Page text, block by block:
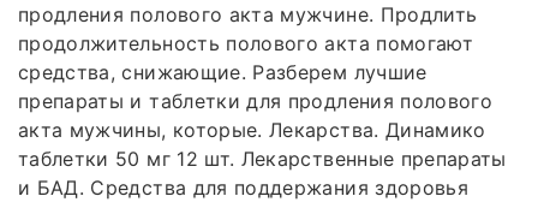
продления полового акта мужчине. Продлить
продолжительность полового акта помогают
средства, снижающие. Разберем лучшие
препараты и таблетки для продления полового
акта мужчины, которые. Лекарства. Динамико
таблетки 50 мг 12 шт. Лекарственные препараты
и БАД. Средства для поддержания здоровья